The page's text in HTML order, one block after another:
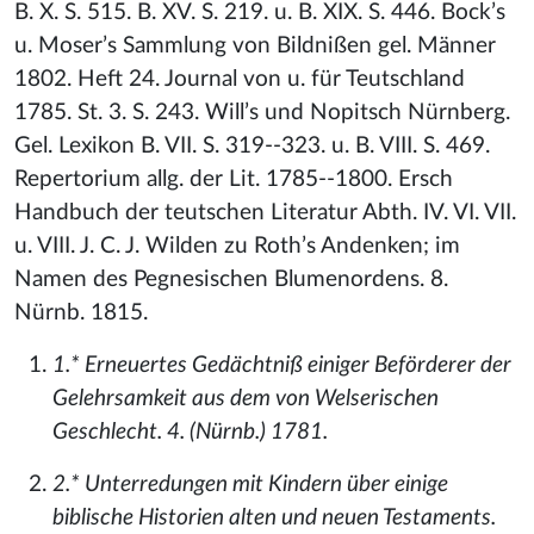
B. X. S. 515. B. XV. S. 219. u. B. XIX. S. 446. Bock’s
u. Moser’s Sammlung von Bildnißen gel. Männer
1802. Heft 24. Journal von u. für Teutschland
1785. St. 3. S. 243. Will’s und Nopitsch Nürnberg.
Gel. Lexikon B. VII. S. 319--323. u. B. VIII. S. 469.
Repertorium allg. der Lit. 1785--1800. Ersch
Handbuch der teutschen Literatur Abth. IV. VI. VII.
u. VIII. J. C. J. Wilden zu Roth’s Andenken; im
Namen des Pegnesischen Blumenordens. 8.
Nürnb. 1815.
1.* Erneuertes Gedächtniß einiger Beförderer der
Gelehrsamkeit aus dem von Welserischen
Geschlecht. 4. (Nürnb.) 1781.
2.* Unterredungen mit Kindern über einige
biblische Historien alten und neuen Testaments.